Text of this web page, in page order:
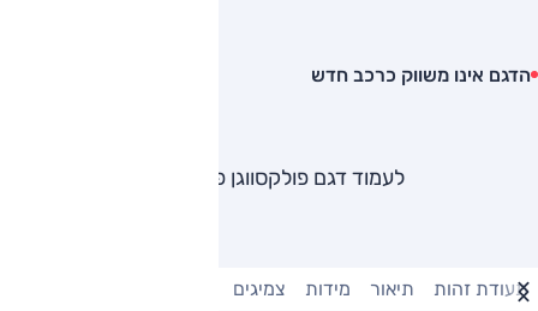
הדגם אינו משווק כרכב חדש
לעמוד דגם פולקסווגן פאסאט
תעודת זהות תיאור מידות צמיגים